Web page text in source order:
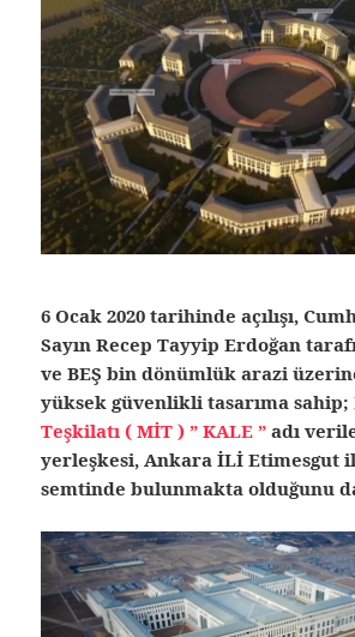
6 Ocak 2020 tarihinde açılışı,
Sayın Recep Tayyip Erdoğan
ve BEŞ bin dönümlük arazi
yüksek güvenlikli tasarıma sahip;
Teşkilatı ( MİT ) ” KALE ”adı
yerleşkesi, Ankara İLİ Etimesgut
semtinde bulunmakta olduğunu